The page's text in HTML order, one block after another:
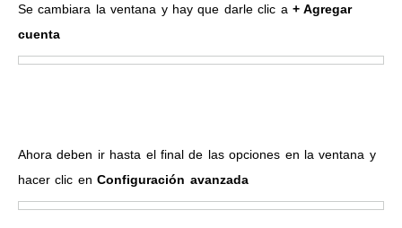
Se cambiara la ventana y hay que darle clic a + Agregar
cuenta
Ahora deben ir hasta el final de las opciones en la ventana y
hacer clic enConfiguración avanzada